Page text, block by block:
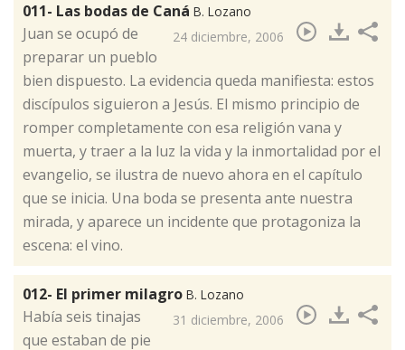
011- Las bodas de Caná B. Lozano
24 diciembre, 2006
​Juan se ocupó de
preparar un pueblo
bien dispuesto. La evidencia queda manifiesta: estos
discípulos siguieron a Jesús. El mismo principio de
romper completamente con esa religión vana y
muerta, y traer a la luz la vida y la inmortalidad por el
evangelio, se ilustra de nuevo ahora en el capítulo
que se inicia. Una boda se presenta ante nuestra
mirada, y aparece un incidente que protagoniza la
escena: el vino.
012- El primer milagro B. Lozano
31 diciembre, 2006
​Había seis tinajas
que estaban de pie